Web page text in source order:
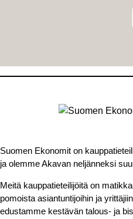
Suomen Ekonomit on
ja olemme Akavan neljänneksi
Meitä kauppatieteilijöitä on
pomoista asiantuntijoihin ja
edustamme kestävän talous- ja